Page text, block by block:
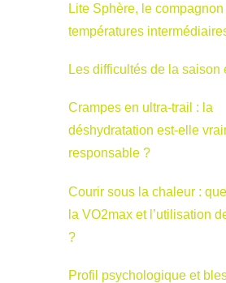
Lite Sphère, le
températures
Les difficultés de la saison
Crampes en ultra-trail : la
déshydratation est-elle
responsable ?
Courir sous la chaleur :
la VO2max et l’utilisation
?
Profil psychologique et